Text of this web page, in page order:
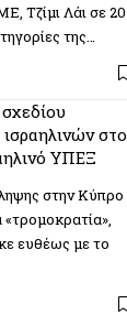
Τζίμι Λάι σε 20
της…
στο
ΥΠΕΞ
στην Κύπρο
ευθέως με το